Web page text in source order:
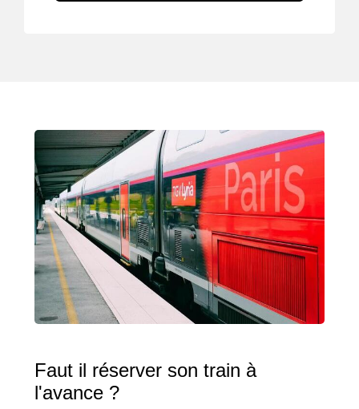
Faut il réserver son train à
l'avance ?